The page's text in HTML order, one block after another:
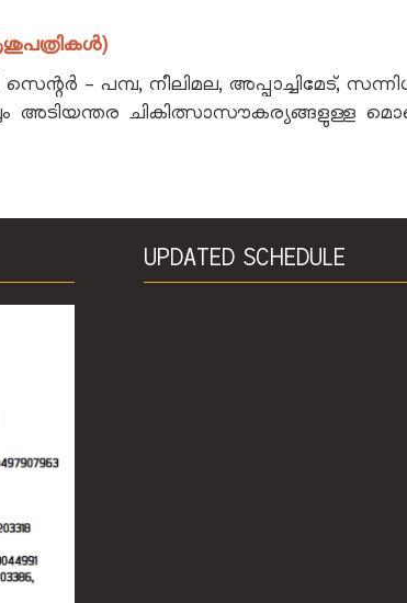
- പമ്പ, നീലിമല, അപ്പാച്ചിമേട്,
അടിയന്തര
UPDATED SCHEDULE